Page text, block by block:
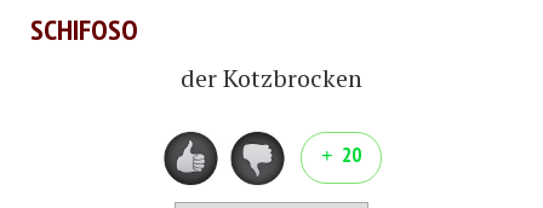
SCHIFOSO
der Kotzbrocken
20